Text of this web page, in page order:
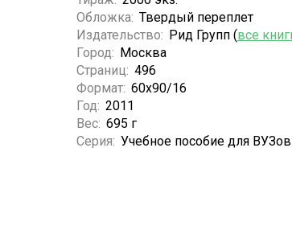
Обложка: Твердый переплет
Издательство: Рид Групп (все
Город: Москва
Страниц: 496
Формат: 60х90/16
Год: 2011
Вес: 695 г
Серия: Учебное пособие для